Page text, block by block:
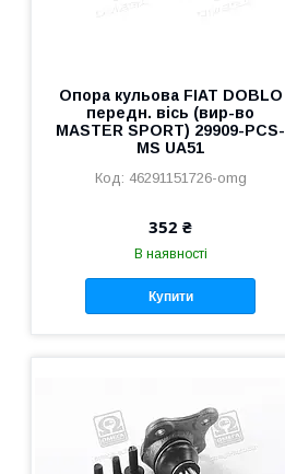
Опора кульова FIAT DOBLO
передн. вісь (вир-во
MASTER SPORT) 29909-PCS-
MS UA51
46291151726-omg
352 ₴
В наявності
Купити